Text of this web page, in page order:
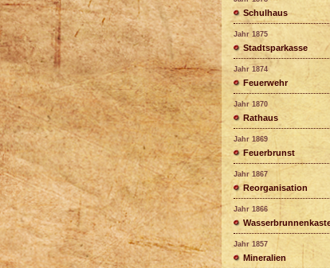
Schulhaus
Jahr 1875
Stadtsparkasse
Jahr 1874
Feuerwehr
Jahr 1870
Rathaus
Jahr 1869
Feuerbrunst
Jahr 1867
Reorganisation
Jahr 1866
Jahr 1857
Mineralien